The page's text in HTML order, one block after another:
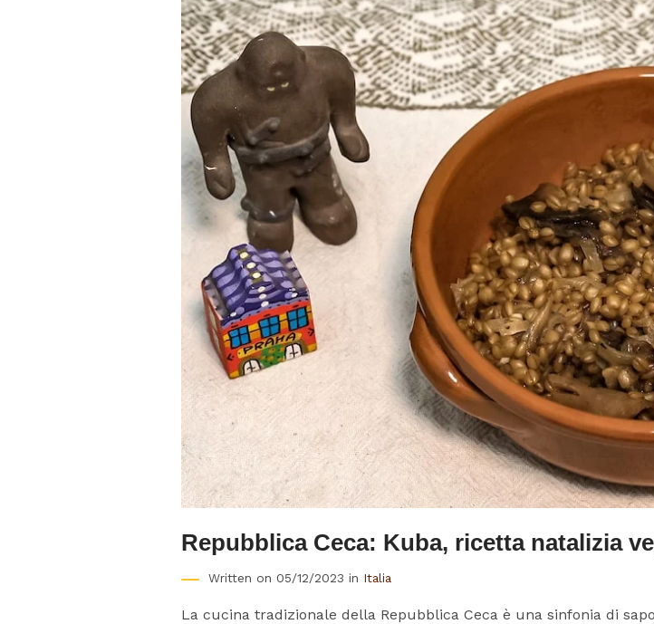
Repubblica Ceca: Kuba, ricetta natalizia
Written on 05/12/2023 in Italia
La cucina tradizionale della Repubblica Ceca è una sinfonia di